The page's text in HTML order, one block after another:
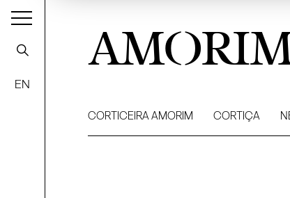
EN
CORTICEIRA AMORIM CORTIÇA